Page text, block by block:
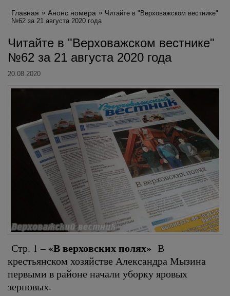
Главная Анонс номера
Читайте в "Верховажском вестнике"
№62 за 21 августа 2020 года
Читайте в "Верховажском вестнике"
№62 за 21 августа 2020 года
20.08.2020
Стр. 1 –«В верховских полях» В
крестьянском хозяйстве Александра Мызина
первыми в районе начали уборку яровых
зерновых.